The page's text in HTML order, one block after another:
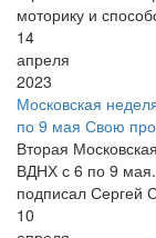
моторику и
14
апреля
2023
Московская
по 9 мая Свою
Вторая
ВДНХ с 6 по 9
подписал Сергей
10